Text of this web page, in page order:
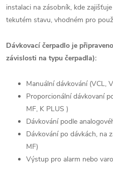
instalaci na zásobník, kde
tekutém stavu, vhodném pro
Dávkovací čerpadlo je
závislosti na typu čerpadla):
Manuální dávkování (VCL,
Proporcionální dávkovaní
MF, K PLUS )
Dávkování podle
Dávkování po dávkách, na
MF)
Výstup pro alarm nebo